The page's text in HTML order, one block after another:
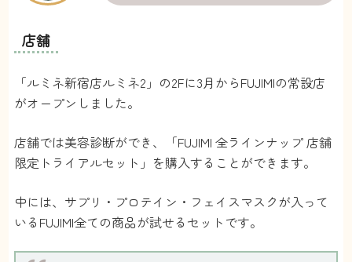
店舗
「ルミネ新宿店ルミネ2」の2Fに3月からFUJIMIの常設店
がオープンしました。
店舗では美容診断ができ、「FUJIMI 全ラインナップ 店舗
限定トライアルセット」を購入することができます。
中には、サプリ・プロテイン・フェイスマスクが入って
いるFUJIMI全ての商品が試せるセットです。